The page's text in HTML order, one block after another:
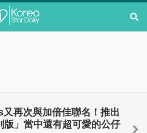
再次與加倍佳聯名！推出
版」當中還有超可愛的公仔